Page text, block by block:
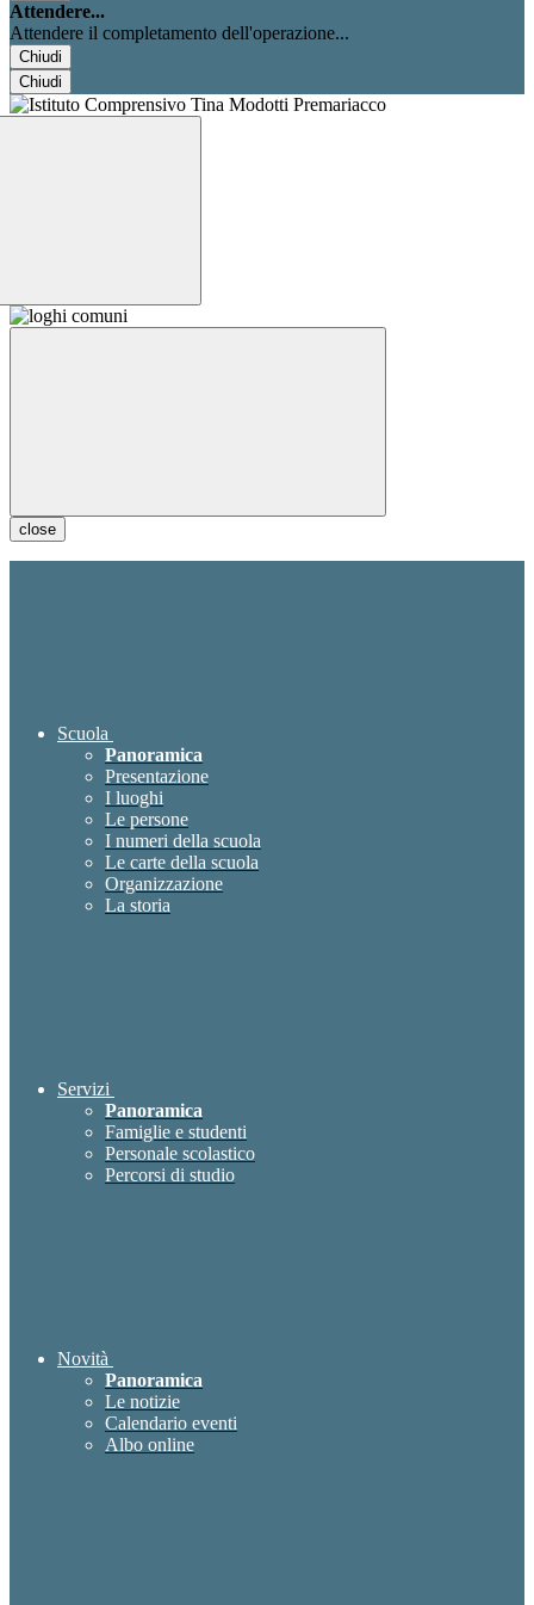
Attendere...
Attendere il completamento dell'operazione...
Chiudi
Chiudi
close
Scuola
Panoramica
Presentazione
I luoghi
Le persone
I numeri della scuola
Le carte della scuola
Organizzazione
La storia
Servizi
Panoramica
Famiglie e studenti
Personale scolastico
Percorsi di studio
Novità
Panoramica
Le notizie
Calendario eventi
Albo online